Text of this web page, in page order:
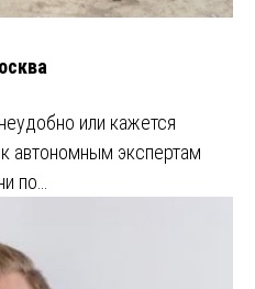
или кажется
автономным экспертам
по…